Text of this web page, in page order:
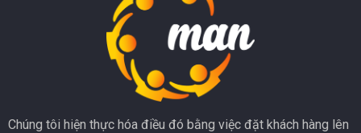
Chúng tôi hiện thực hóa điều đó bằng việc đặt khách hàng lên